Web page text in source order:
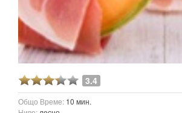
3.4
Общо Време: 10 мин.